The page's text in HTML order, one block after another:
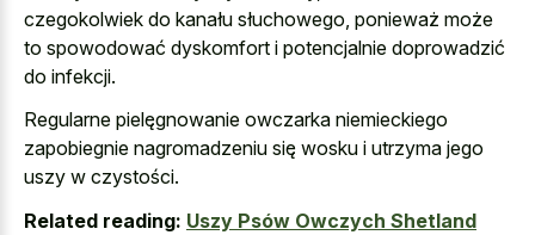
czegokolwiek do kanału słuchowego, ponieważ może
to spowodować dyskomfort i potencjalnie doprowadzić
do infekcji.
Regularne pielęgnowanie owczarka niemieckiego
zapobiegnie nagromadzeniu się wosku i utrzyma jego
uszy w czystości.
Related reading: Uszy Psów Owczych Shetland